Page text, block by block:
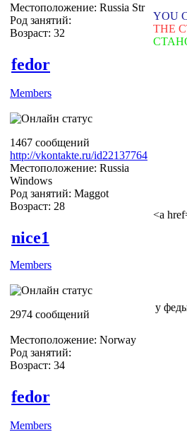
Местоположение: Russia Str
Род занятий:
Возраст: 32
YOU
THE
fedor
Members
1467 сообщений
http://vkontakte.ru/id22137764
Местоположение: Russia
Windows
Род занятий: Maggot
Возраст: 28
<a
nice1
Members
2974 сообщений
Местоположение: Norway
Род занятий:
Возраст: 34
у
fedor
Members